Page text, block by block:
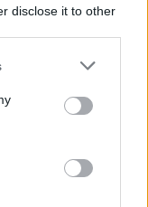
disclose it to other
or more Google
You may click to
party tags to
in below Google
ez